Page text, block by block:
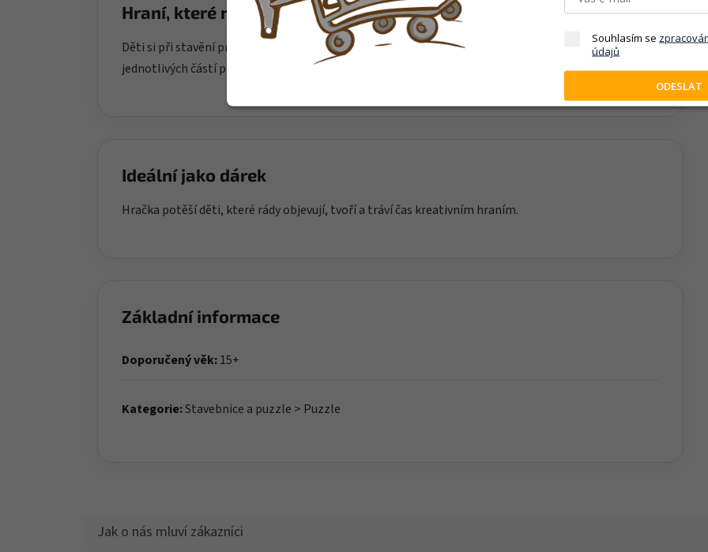
Hraní, které rozvíjí
Děti si při stavění procvičují jemnou motoriku, soustředění a technické myšlení. Skládání
jednotlivých částí podporuje trpělivost a dává prostor vlastní fantazii při následném hraní.
Ideální jako dárek
Hračka potěší děti, které rády objevují, tvoří a tráví čas kreativním hraním.
Základní informace
Doporučený věk:15+
Kategorie:Stavebnice a puzzle > Puzzle
Souhlasím se
údajů
ODESLAT